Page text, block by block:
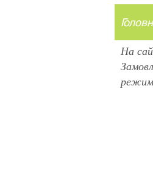
На